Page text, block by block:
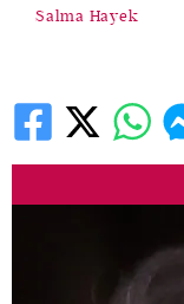
Salma Hayek